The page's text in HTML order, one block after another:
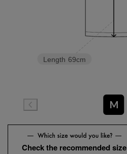
Length 69cm
M
Check the recommended size